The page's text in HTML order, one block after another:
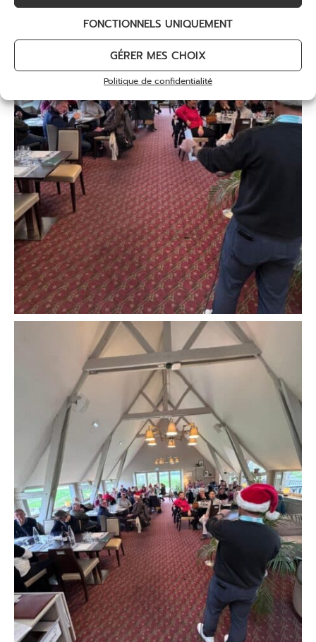
FONCTIONNELS UNIQUEMENT
GÉRER MES CHOIX
Politique de confidentialité